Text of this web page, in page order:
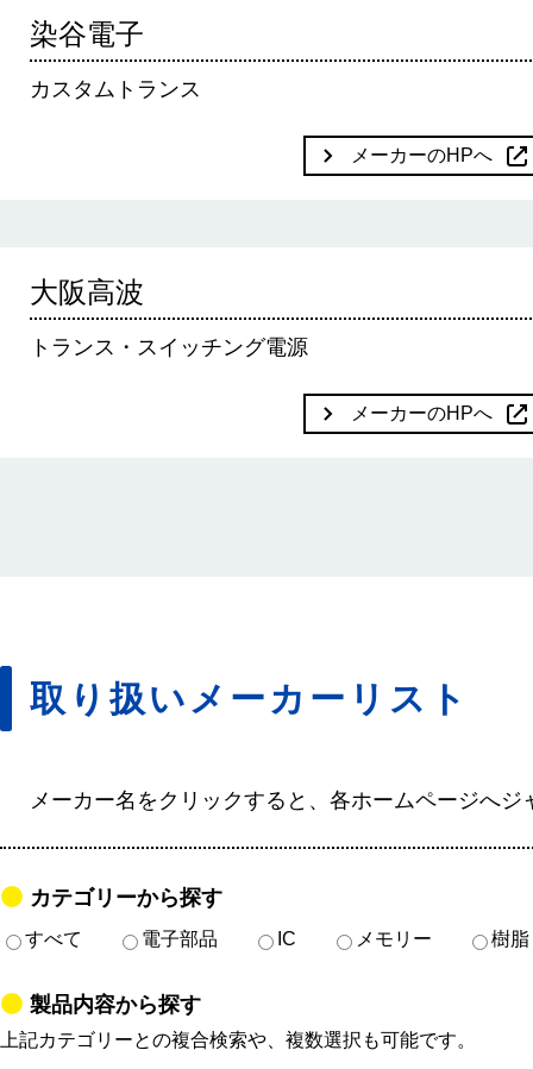
染谷電子
カスタムトランス
メーカーのHPへ
大阪高波
トランス・スイッチング電源
メーカーのHPへ
取り扱いメーカーリスト
メーカー名をクリックすると、各ホームページへジ
カテゴリーから探す
すべて 電子部品 IC メモリー 樹脂
製品内容から探す
上記カテゴリーとの複合検索や、複数選択も可能です。